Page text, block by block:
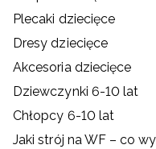
Plecaki dziecięce
Dresy dziecięce
Akcesoria dziecięce
Dziewczynki 6-10 lat
Chłopcy 6-10 lat